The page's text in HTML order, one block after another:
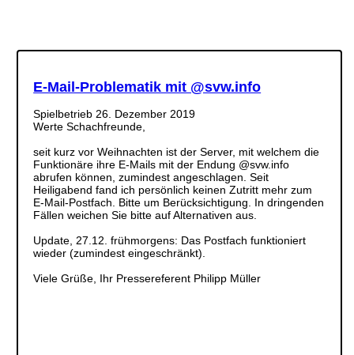
E-Mail-Problematik mit @svw.info
Spielbetrieb 26. Dezember 2019
Werte Schachfreunde,
seit kurz vor Weihnachten ist der Server, mit welchem die
Funktionäre ihre E-Mails mit der Endung @svw.info
abrufen können, zumindest angeschlagen. Seit
Heiligabend fand ich persönlich keinen Zutritt mehr zum
E-Mail-Postfach. Bitte um Berücksichtigung. In dringenden
Fällen weichen Sie bitte auf Alternativen aus.
Update, 27.12. frühmorgens: Das Postfach funktioniert
wieder (zumindest eingeschränkt).
Viele Grüße, Ihr Pressereferent Philipp Müller